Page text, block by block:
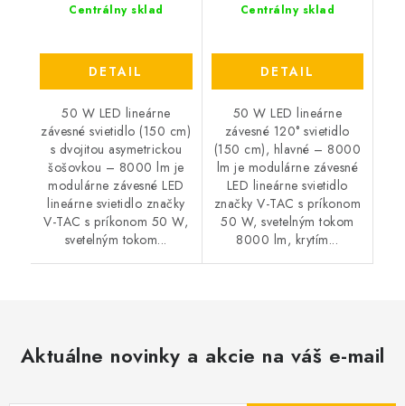
Centrálny sklad
DETAIL
50 W LED lineárne
závesné svietidlo (150 cm)
s dvojitou asymetrickou
šošovkou – 8000 lm je
modulárne závesné LED
lineárne svietidlo značky
V-TAC s príkonom 50 W,
svetelným tokom...
Centrálny sklad
DETAIL
50 W LED lineárne
závesné 120° svietidlo
(150 cm), hlavné – 8000
lm je modulárne závesné
LED lineárne svietidlo
značky V-TAC s príkonom
50 W, svetelným tokom
8000 lm, krytím...
Aktuálne novinky a akcie na váš e-mail